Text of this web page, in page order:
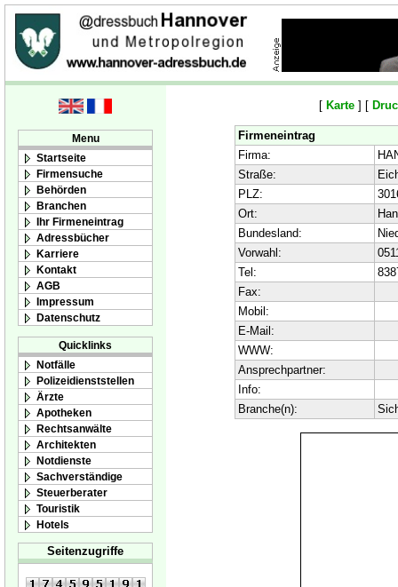
Menu
Startseite
Firmensuche
Behörden
Branchen
Ihr Firmeneintrag
Adressbücher
Karriere
Kontakt
AGB
Impressum
Datenschutz
Quicklinks
Notfälle
Polizeidienststellen
Ärzte
Apotheken
Rechtsanwälte
Architekten
Notdienste
Sachverständige
Steuerberater
Touristik
Hotels
Seitenzugriffe
[ Karte ] [
Firmeneintrag
Firma:
Straße:
PLZ:
Ort:
Bundesland:
Vorwahl:
Tel:
Fax:
Mobil:
E-Mail:
WWW:
Ansprechpartner:
Info:
Branche(n):